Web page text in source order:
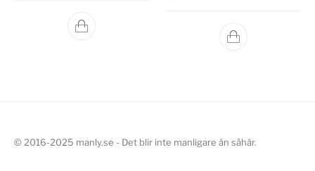
© 2016-2025 manly.se - Det blir inte manligare än såhär.